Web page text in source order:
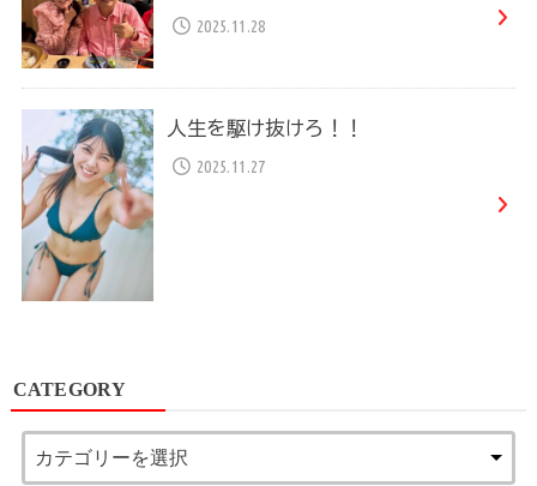
2025.11.28
人生を駆け抜けろ！！
2025.11.27
CATEGORY